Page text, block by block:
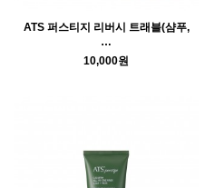
ATS 퍼스티지 리버시 트래블(샴푸,
…
10,000원